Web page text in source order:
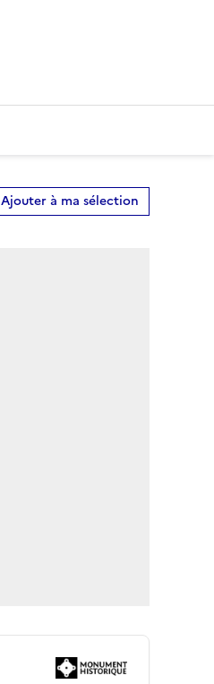
Ajouter à ma sélection